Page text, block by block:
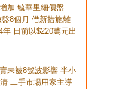
加 毓華里細價盤
盤8個月 借新措施離
日前以$220萬元出
未被8號波影響 半小
二手市場用家主導